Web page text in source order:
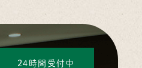
24時間受付中